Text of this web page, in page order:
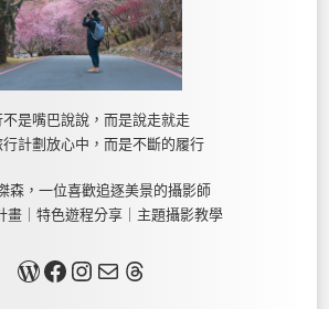
不是嘴巴說說，而是說走就走
行計劃放心中，而是不斷的履行
森，一位喜歡追逐美景的攝影師
畫｜特色遊程分享｜主題攝影教學
關於我Facebook InstagramMail Threads